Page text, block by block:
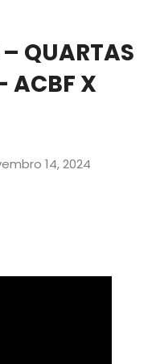
QUARTAS
ACBF X
14, 2024